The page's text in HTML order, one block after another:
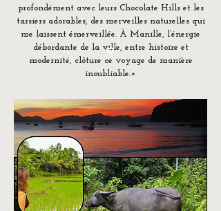
profondément avec leurs Chocolate Hills et les
tarsiers adorables, des merveilles naturelles qui
me laissent émerveillée. À Manille, l’énergie
débordante de la ville, entre histoire et
modernité, clôture ce voyage de manière
inoubliable.»